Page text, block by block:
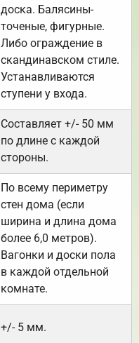
доска. Балясины-
точеные, фигурные.
Либо ограждение в
скандинавском стиле.
Устанавливаются
ступени у входа.
Составляет +/- 50 мм
по длине с каждой
стороны.
По всему периметру
стен дома (если
ширина и длина дома
более 6,0 метров).
Вагонки и доски пола
в каждой отдельной
комнате.
+/- 5 мм.